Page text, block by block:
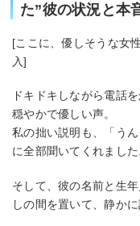
た”彼の状況と本
[ここに、優しそうな女
入]
ドキドキしながら電話
穏やかで優しい声。
私の拙い説明も、「う
に全部聞いてくれました
そして、彼の名前と生
しの間を置いて、静かに